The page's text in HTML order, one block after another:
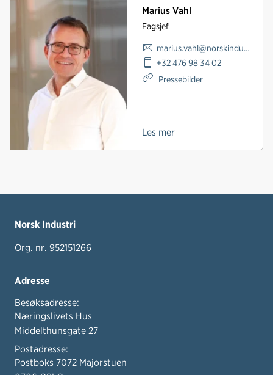
Marius Vahl
Fagsjef
marius.vahl@norskindustri.no
+32 476 98 34 02
Pressebilder
Les mer
Norsk Industri
Org. nr. 952151266
Adresse
Besøksadresse:
Næringslivets Hus
Middelthunsgate 27
Postadresse:
Postboks 7072 Majorstuen